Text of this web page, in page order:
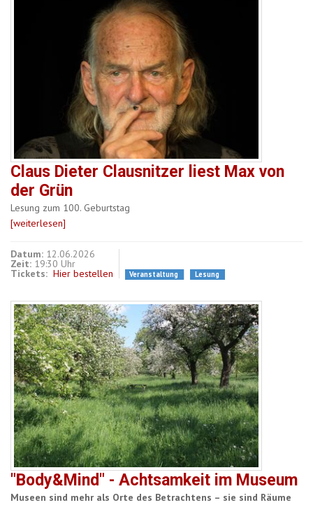
Claus Dieter Clausnitzer liest Max von
der Grün
Lesung zum 100. Geburtstag
[weiterlesen]
Datum: 12.06.2026
Zeit: 19:30 Uhr
Tickets: Hier bestellen Veranstaltung Lesung
"Body&Mind" - Achtsamkeit im Museum
Museen sind mehr als Orte des Betrachtens – sie sind Räume